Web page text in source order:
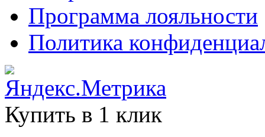
Программа лояльности
Политика
Купить в 1 клик